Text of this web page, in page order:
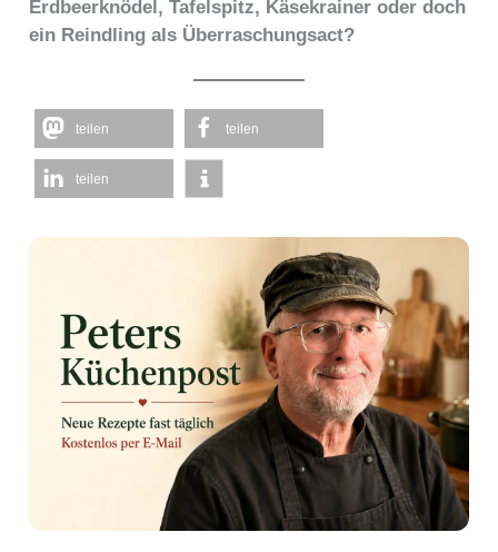
Erdbeerknödel, Tafelspitz, Käsekrainer oder doch
ein Reindling als Überraschungsact?
teilen teilen
teilen